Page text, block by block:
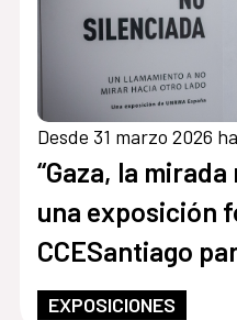
Desde 31 marzo 2026
“Gaza, la
una exposición
CCESantiago
conciencias
EXPOSICIONES